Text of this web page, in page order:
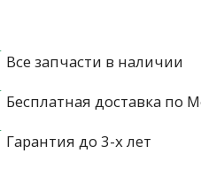
Все запчасти в наличии
Бесплатная доставка по
Гарантия до 3-х лет